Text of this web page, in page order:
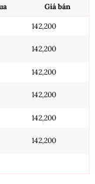
Giá bán
142,200
142,200
142,200
142,200
142,200
142,200